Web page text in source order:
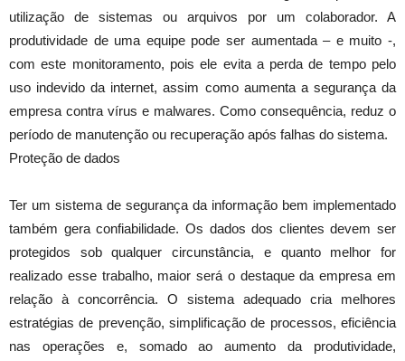
utilização de sistemas ou arquivos por um colaborador. A
produtividade de uma equipe pode ser aumentada – e muito -,
com este monitoramento, pois ele evita a perda de tempo pelo
uso indevido da internet, assim como aumenta a segurança da
empresa contra vírus e malwares. Como consequência, reduz o
período de manutenção ou recuperação após falhas do sistema.
Proteção de dados
Ter um sistema de segurança da informação bem implementado
também gera confiabilidade. Os dados dos clientes devem ser
protegidos sob qualquer circunstância, e quanto melhor for
realizado esse trabalho, maior será o destaque da empresa em
relação à concorrência. O sistema adequado cria melhores
estratégias de prevenção, simplificação de processos, eficiência
nas operações e, somado ao aumento da produtividade,